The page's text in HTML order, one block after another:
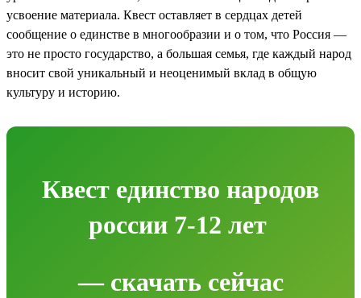
усвоение материала. Квест оставляет в сердцах детей
сообщение о единстве в многообразии и о том, что Россия —
это не просто государство, а большая семья, где каждый народ
вносит свой уникальный и неоценимый вклад в общую
культуру и историю.
Квест единство народов
россии 7-12 лет
— скачать сейчас